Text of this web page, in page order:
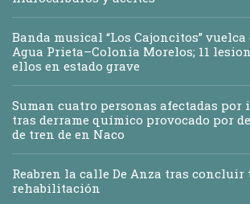
Banda musical “Los Cajoncitos”
Agua Prieta–Colonia Morelos; 11
ellos en estado grave
Suman cuatro personas afectadas
tras derrame químico provocado por
de tren de en Naco
Reabren la calle De Anza tras concluir
rehabilitación